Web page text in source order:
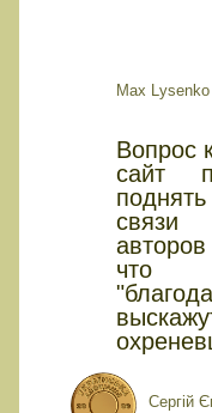
Max Lysenko
Вопрос
сайт
связи
что
Сергій